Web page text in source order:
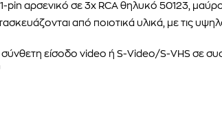
pin αρσενικό σε 3x RCA θηλυκό 50123,
από ποιοτικά υλικά, με τις
είσοδο video ή S-Video/S-VHS σε